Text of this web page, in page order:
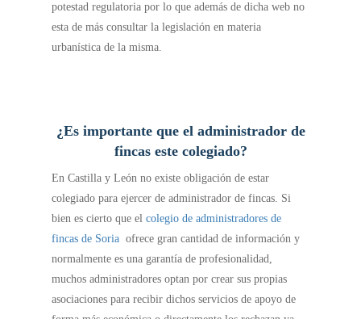
potestad regulatoria por lo que además de dicha web no
esta de más consultar la legislación en materia
urbanística de la misma.
¿Es importante que el administrador de
fincas este colegiado?
En Castilla y León no existe obligación de estar
colegiado para ejercer de administrador de fincas. Si
bien es cierto que elcolegio de administradores de
fincas de Soria ofrece gran cantidad de información y
normalmente es una garantía de profesionalidad,
muchos administradores optan por crear sus propias
asociaciones para recibir dichos servicios de apoyo de